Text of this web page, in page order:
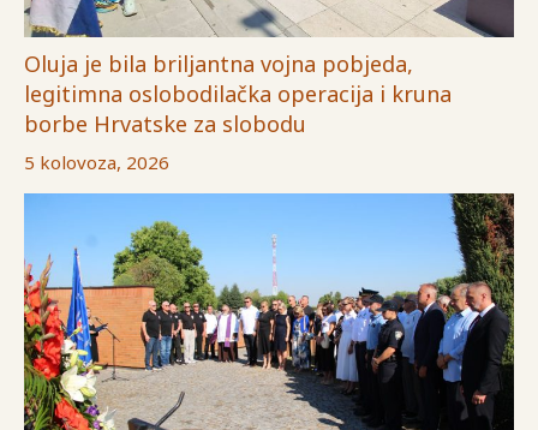
Oluja je bila briljantna vojna pobjeda,
legitimna oslobodilačka operacija i kruna
borbe Hrvatske za slobodu
5 kolovoza, 2026